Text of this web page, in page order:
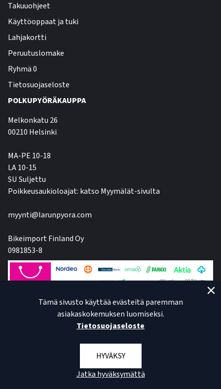
Takuuohjeet
Käyttöoppaat ja tuki
Lahjakortti
Peruutuslomake
Ryhmä 0
Tietosuojaseloste
POLKUPYÖRÄKAUPPA
Melkonkatu 26
00210 Helsinki
MA-PE 10-18
LA 10-15
SU Suljettu
Poikkeusaukioloajat: katso Myymälät-sivulta
myynti@larunpyora.com
Bikeimport Finland Oy
0981853-8
Tämä sivusto käyttää evästeitä paremman
asiakaskokemuksen luomiseksi.
Tietosuojaseloste
HYVÄKSY
Jatka hyväksymättä